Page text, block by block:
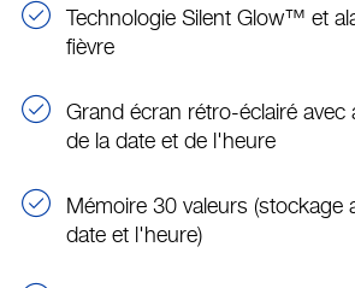
Technologie Silent Glow™ et
fièvre
Grand écran rétro-éclairé avec
de la date et de l'heure
Mémoire 30 valeurs (stockage
date et l'heure)